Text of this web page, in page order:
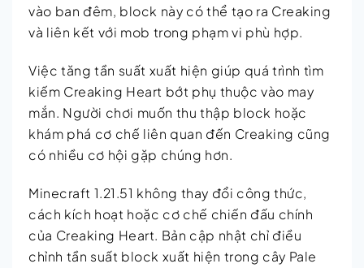
vào ban đêm, block này có thể tạo ra Creaking
và liên kết với mob trong phạm vi phù hợp.
Việc tăng tần suất xuất hiện giúp quá trình tìm
kiếm Creaking Heart bớt phụ thuộc vào may
mắn. Người chơi muốn thu thập block hoặc
khám phá cơ chế liên quan đến Creaking cũng
có nhiều cơ hội gặp chúng hơn.
Minecraft 1.21.51 không thay đổi công thức,
cách kích hoạt hoặc cơ chế chiến đấu chính
của Creaking Heart. Bản cập nhật chỉ điều
chỉnh tần suất block xuất hiện trong cây Pale